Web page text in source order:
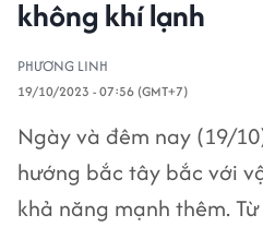
không khí lạnh
PHƯƠNG LINH
19/10/2023 - 07:56 (GMT+7)
Ngày và đêm nay (19/
hướng bắc tây bắc với
khả năng mạnh thêm.